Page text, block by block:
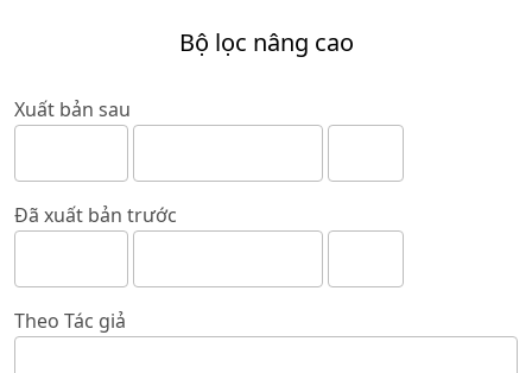
Bộ lọc nâng cao
Xuất bản sau
Đã xuất bản trước
Theo Tác giả